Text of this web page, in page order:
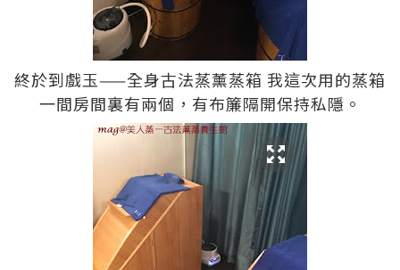
終於到戲玉——全身古法蒸薰蒸箱 我這次用的蒸箱
一間房間裏有兩個，有布簾隔開保持私隱。